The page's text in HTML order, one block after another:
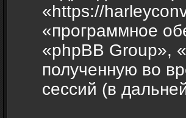
«https://
«программное
«phpBB Group»,
полученную во
сессий (в